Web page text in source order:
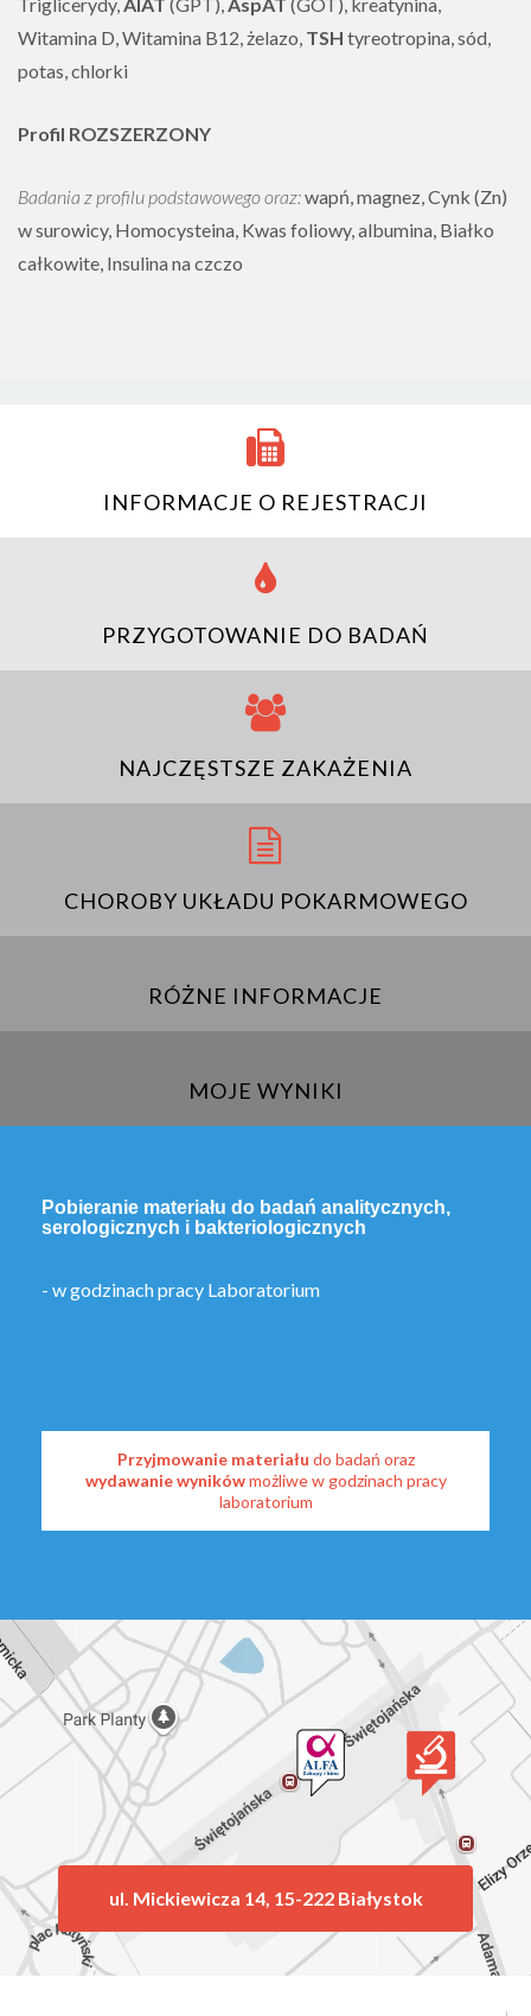
Witamina D, Witamina B12, żelazo, TSH tyreotropina, sód,
potas, chlorki
Profil ROZSZERZONY
Badania z profilu podstawowego oraz:wapń, magnez, Cynk (Zn)
w surowicy, Homocysteina, Kwas foliowy, albumina, Białko
całkowite, Insulina na czczo
INFORMACJE O REJESTRACJI
PRZYGOTOWANIE DO BADAŃ
NAJCZĘSTSZE ZAKAŻENIA
CHOROBY UKŁADU POKARMOWEGO
RÓŻNE INFORMACJE
MOJE WYNIKI
Pobieranie materiału do badań analitycznych,
serologicznych i bakteriologicznych
- w godzinach pracy Laboratorium
Przyjmowanie materiału do badań oraz
wydawanie wynikówmożliwe w godzinach pracy
laboratorium
ul. Mickiewicza 14, 15-222 Białystok